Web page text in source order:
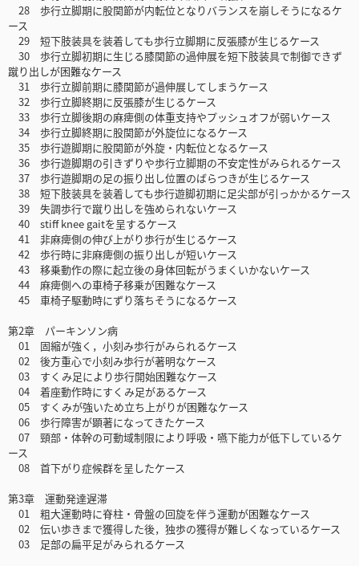
28 歩行立脚期に股関節が内転位となりバランスを崩しそうになるケ
ース
29 短下肢装具を装着しても歩行立脚期に反張膝が生じるケース
30 歩行立脚初期に生じる膝関節の過伸展を短下肢装具で制御できず
蹴り出しが困難なケース
31 歩行立脚前期に膝関節が過伸展してしまうケース
32 歩行立脚終期に反張膝が生じるケース
33 歩行立脚後期の麻痺側の体重支持やプッシュオフが弱いケース
34 歩行立脚終期に股関節が外旋位になるケース
35 歩行遊脚期に股関節が外旋・内転位となるケース
36 歩行遊脚期の引きずりや歩行立脚期の不安定性がみられるケース
37 歩行遊脚期の足の振り出し位置のばらつきが生じるケース
38 短下肢装具を装着しても歩行遊脚初期に足尖部が引っかかるケース
39 失調歩行で蹴り出しを強められないケース
40 stiff knee gaitを呈するケース
41 非麻痺側の伸び上がり歩行が生じるケース
42 歩行時に非麻痺側の振り出しが短いケース
43 移乗動作の際に起立後の身体回転がうまくいかないケース
44 麻痺側への車椅子移乗が困難なケース
45 車椅子駆動時にずり落ちそうになるケース
第2章 パーキンソン病
01 固縮が強く，小刻み歩行がみられるケース
02 後方重心で小刻み歩行が著明なケース
03 すくみ足により歩行開始困難なケース
04 着座動作時にすくみ足があるケース
05 すくみが強いため立ち上がりが困難なケース
06 歩行障害が顕著になってきたケース
07 頸部・体幹の可動域制限により呼吸・嚥下能力が低下しているケ
ース
08 首下がり症候群を呈したケース
第3章 運動発達遅滞
01 粗大運動時に脊柱・骨盤の回旋を伴う運動が困難なケース
02 伝い歩きまで獲得した後，独歩の獲得が難しくなっているケース
03 足部の扁平足がみられるケース